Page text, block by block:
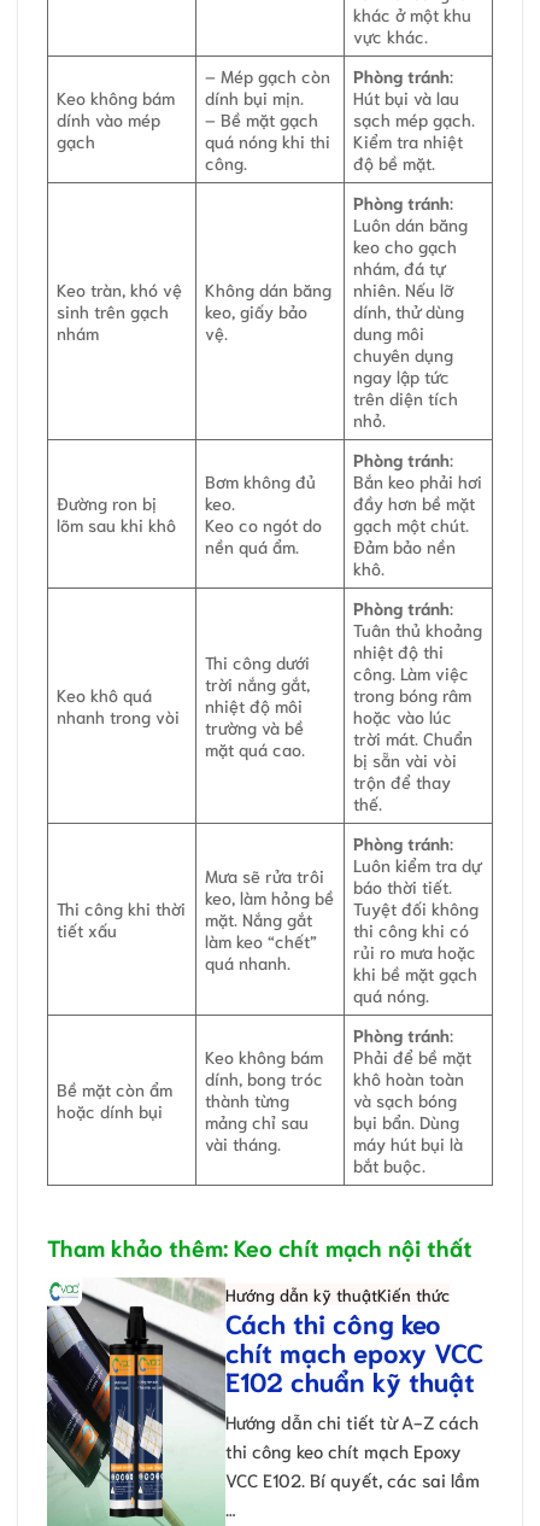
khác ở một khu
vực khác.
Keo không bám
dính vào mép
gạch
– Mép gạch còn
dính bụi mịn.
– Bề mặt gạch
quá nóng khi thi
công.
Phòng tránh:
Hút bụi và lau
sạch mép gạch.
Kiểm tra nhiệt
độ bề mặt.
Keo tràn, khó vệ
sinh trên gạch
nhám
Không dán băng
keo, giấy bảo
vệ.
Phòng tránh:
Luôn dán băng
keo cho gạch
nhám, đá tự
nhiên. Nếu lỡ
dính, thử dùng
dung môi
chuyên dụng
ngay lập tức
trên diện tích
nhỏ.
Đường ron bị
lõm sau khi khô
Bơm không đủ
keo.
Keo co ngót do
nền quá ẩm.
Phòng tránh:
Bắn keo phải hơi
đầy hơn bề mặt
gạch một chút.
Đảm bảo nền
khô.
Keo khô quá
nhanh trong vòi
Thi công dưới
trời nắng gắt,
nhiệt độ môi
trường và bề
mặt quá cao.
Phòng tránh:
Tuân thủ khoảng
nhiệt độ thi
công. Làm việc
trong bóng râm
hoặc vào lúc
trời mát. Chuẩn
bị sẵn vài vòi
trộn để thay
thế.
Thi công khi thời
tiết xấu
Mưa sẽ rửa trôi
keo, làm hỏng bề
mặt. Nắng gắt
làm keo “chết”
quá nhanh.
Phòng tránh:
Luôn kiểm tra dự
báo thời tiết.
Tuyệt đối không
thi công khi có
rủi ro mưa hoặc
khi bề mặt gạch
quá nóng.
Bề mặt còn ẩm
hoặc dính bụi
Keo không bám
dính, bong tróc
thành từng
mảng chỉ sau
vài tháng.
Phòng tránh:
Phải để bề mặt
khô hoàn toàn
và sạch bóng
bụi bẩn. Dùng
máy hút bụi là
bắt buộc.
Tham khảo thêm: Keo chít mạch nội thất
Hướng dẫn kỹ thuậtKiến thức
Cách thi công keo
chít mạch epoxy VCC
E102 chuẩn kỹ thuật
Hướng dẫn chi tiết từ A-Z cách
thi công keo chít mạch Epoxy
VCC E102. Bí quyết, các sai lầm